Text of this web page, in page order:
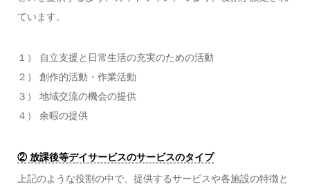
ています。
１） 自立支援と日常生活の充実のための活動
２） 創作的活動・作業活動
３） 地域交流の機会の提供
４） 余暇の提供
② 放課後等デイサービスのサービスのタイプ
上記のような役割の中で、提供するサービスや各施設の特徴と